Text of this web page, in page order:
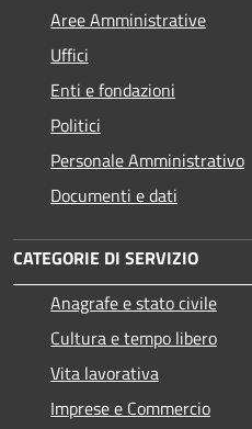
Aree Amministrative
Uffici
Enti e fondazioni
Politici
Personale Amministrativo
Documenti e dati
CATEGORIE DI SERVIZIO
Anagrafe e stato civile
Cultura e tempo libero
Vita lavorativa
Imprese e Commercio